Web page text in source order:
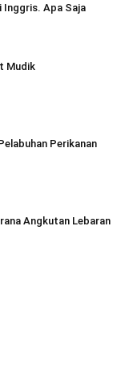
Inggris. Apa Saja
Mudik
Perikanan
Angkutan Lebaran